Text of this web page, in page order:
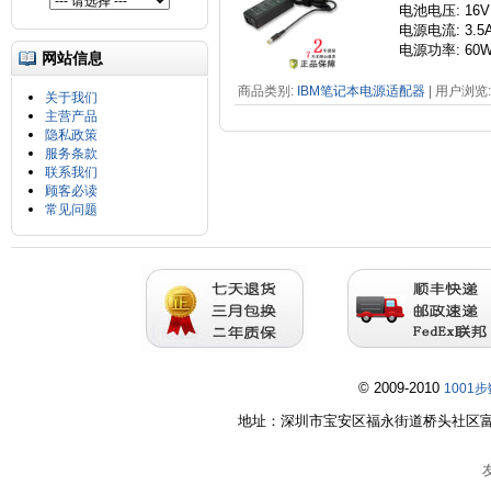
网站信息
关于我们
主营产品
隐私政策
服务条款
联系我们
顾客必读
常见问题
电池电压: 16V
电源电流:
电源功率:
商品类别: IBM笔记本电源适配器 | 用户浏
© 2009-2010 1001步
地址：深圳市宝安区福永街道桥头社区